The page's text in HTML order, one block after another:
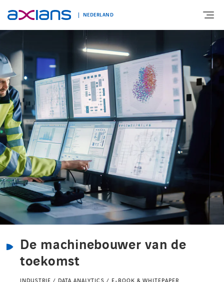
NEDERLAND
OVER AXIANS
EXPERTISE
MARKTSEGMENT
NIEUWS & INSPIRATIE
Nieuws
Kennisbank
Referenties
De machinebouwer van de
toekomst